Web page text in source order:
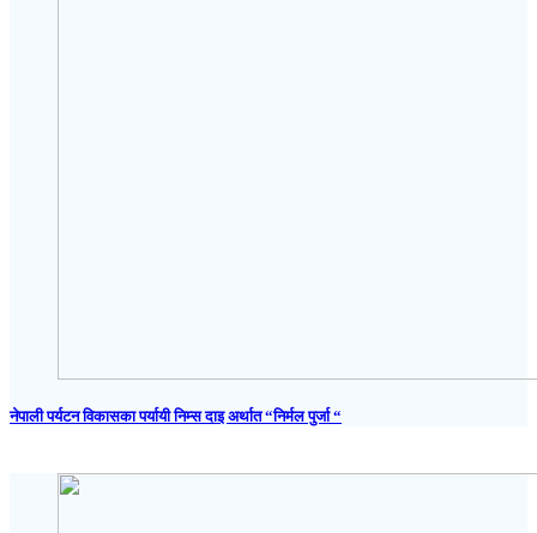
नेपाली पर्यटन विकासका पर्यायी निम्स दाइ अर्थात “निर्मल पुर्जा “